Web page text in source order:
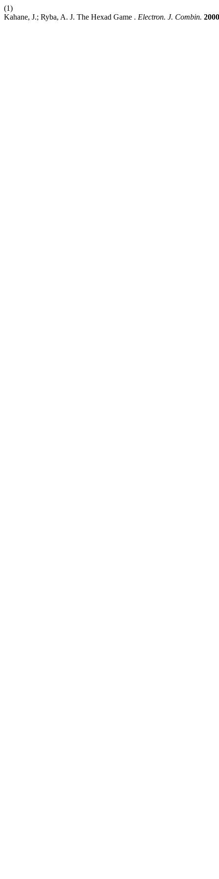
(1)
Kahane, J.; Ryba, A. J. The Hexad Game . Electron. J. Combin. 2000